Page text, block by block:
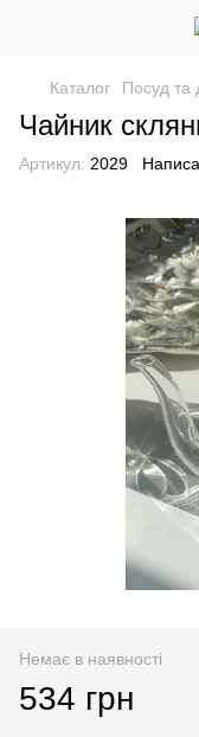
Каталог Посуд та
Чайник
Артикул: 2029
Немає в наявності
534 грн